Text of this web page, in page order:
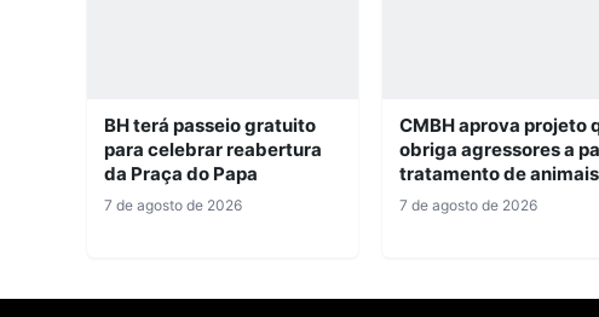
BH terá passeio gratuito
para celebrar reabertura
da Praça do Papa
7 de agosto de 2026
CMBH aprova projeto
obriga agressores a
tratamento de animais
7 de agosto de 2026